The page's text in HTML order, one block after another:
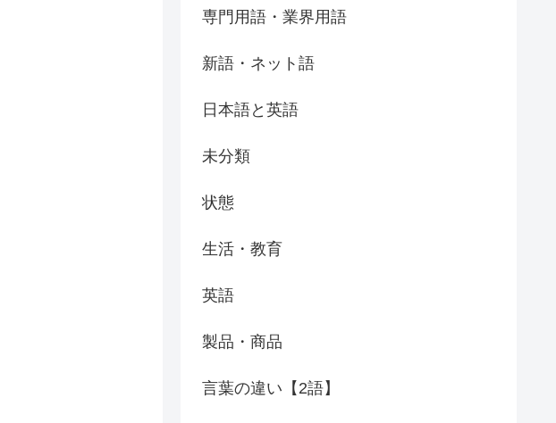
専門用語・業界用語
新語・ネット語
日本語と英語
未分類
状態
生活・教育
英語
製品・商品
言葉の違い【2語】